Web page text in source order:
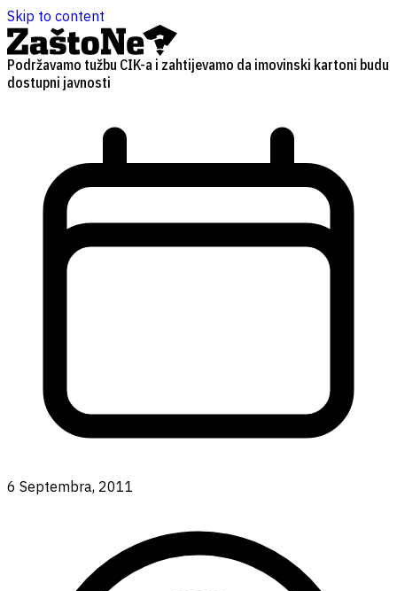
Skip to content
Podržavamo tužbu CIK-a i zahtijevamo da imovinski kartoni budu
dostupni javnosti
6 Septembra, 2011